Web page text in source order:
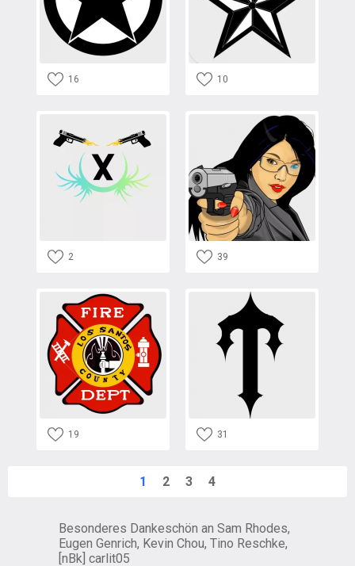
16 10
2 39
19 31
1 2 3 4
Besonderes Dankeschön an Sam Rhodes,
Eugen Genrich, Kevin Chou, Tino Reschke,
[nBk] carlit05